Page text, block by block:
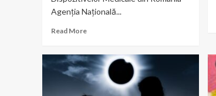
Agenția Națională...
Read More